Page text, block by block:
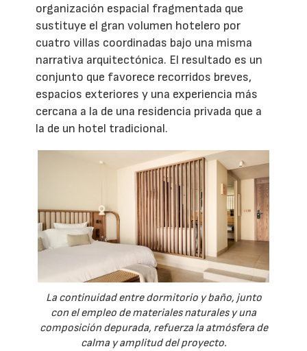
organización espacial fragmentada que
sustituye el gran volumen hotelero por
cuatro villas coordinadas bajo una misma
narrativa arquitectónica. El resultado es un
conjunto que favorece recorridos breves,
espacios exteriores y una experiencia más
cercana a la de una residencia privada que a
la de un hotel tradicional.
La continuidad entre dormitorio y baño, junto
con el empleo de materiales naturales y una
composición depurada, refuerza la atmósfera de
calma y amplitud del proyecto.